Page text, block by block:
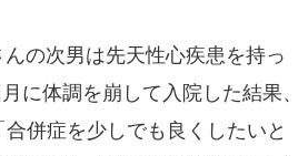
の次男は先天性心疾患を持っ
に体調を崩して入院した結果、
併症を少しでも良くしたいと